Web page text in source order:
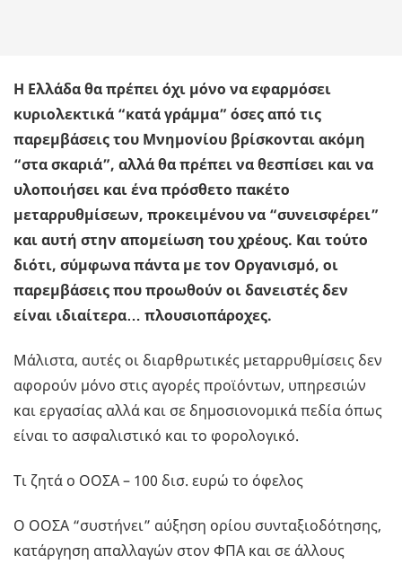
Η Ελλάδα θα πρέπει όχι μόνο να εφαρμόσει
κυριολεκτικά “κατά γράμμα” όσες από τις
παρεμβάσεις του Μνημονίου βρίσκονται ακόμη
“στα σκαριά”, αλλά θα πρέπει να θεσπίσει και να
υλοποιήσει και ένα πρόσθετο πακέτο
μεταρρυθμίσεων, προκειμένου να “συνεισφέρει”
και αυτή στην απομείωση του χρέους. Και τούτο
διότι, σύμφωνα πάντα με τον Οργανισμό, οι
παρεμβάσεις που προωθούν οι δανειστές δεν
είναι ιδιαίτερα… πλουσιοπάροχες.
Μάλιστα, αυτές οι διαρθρωτικές μεταρρυθμίσεις δεν
αφορούν μόνο στις αγορές προϊόντων, υπηρεσιών
και εργασίας αλλά και σε δημοσιονομικά πεδία όπως
είναι το ασφαλιστικό και το φορολογικό.
Τι ζητά ο ΟΟΣΑ – 100 δισ. ευρώ το όφελος
Ο ΟΟΣΑ “συστήνει” αύξηση ορίου συνταξιοδότησης,
κατάργηση απαλλαγών στον ΦΠΑ και σε άλλους